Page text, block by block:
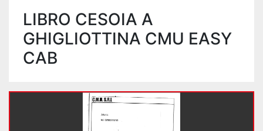
LIBRO CESOIA A
GHIGLIOTTINA CMU EASY
CAB